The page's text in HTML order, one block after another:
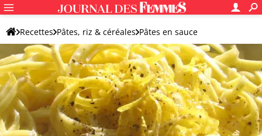
Recettes Pâtes, riz & céréales Pâtes en sauce
Pâtes en sauce originales